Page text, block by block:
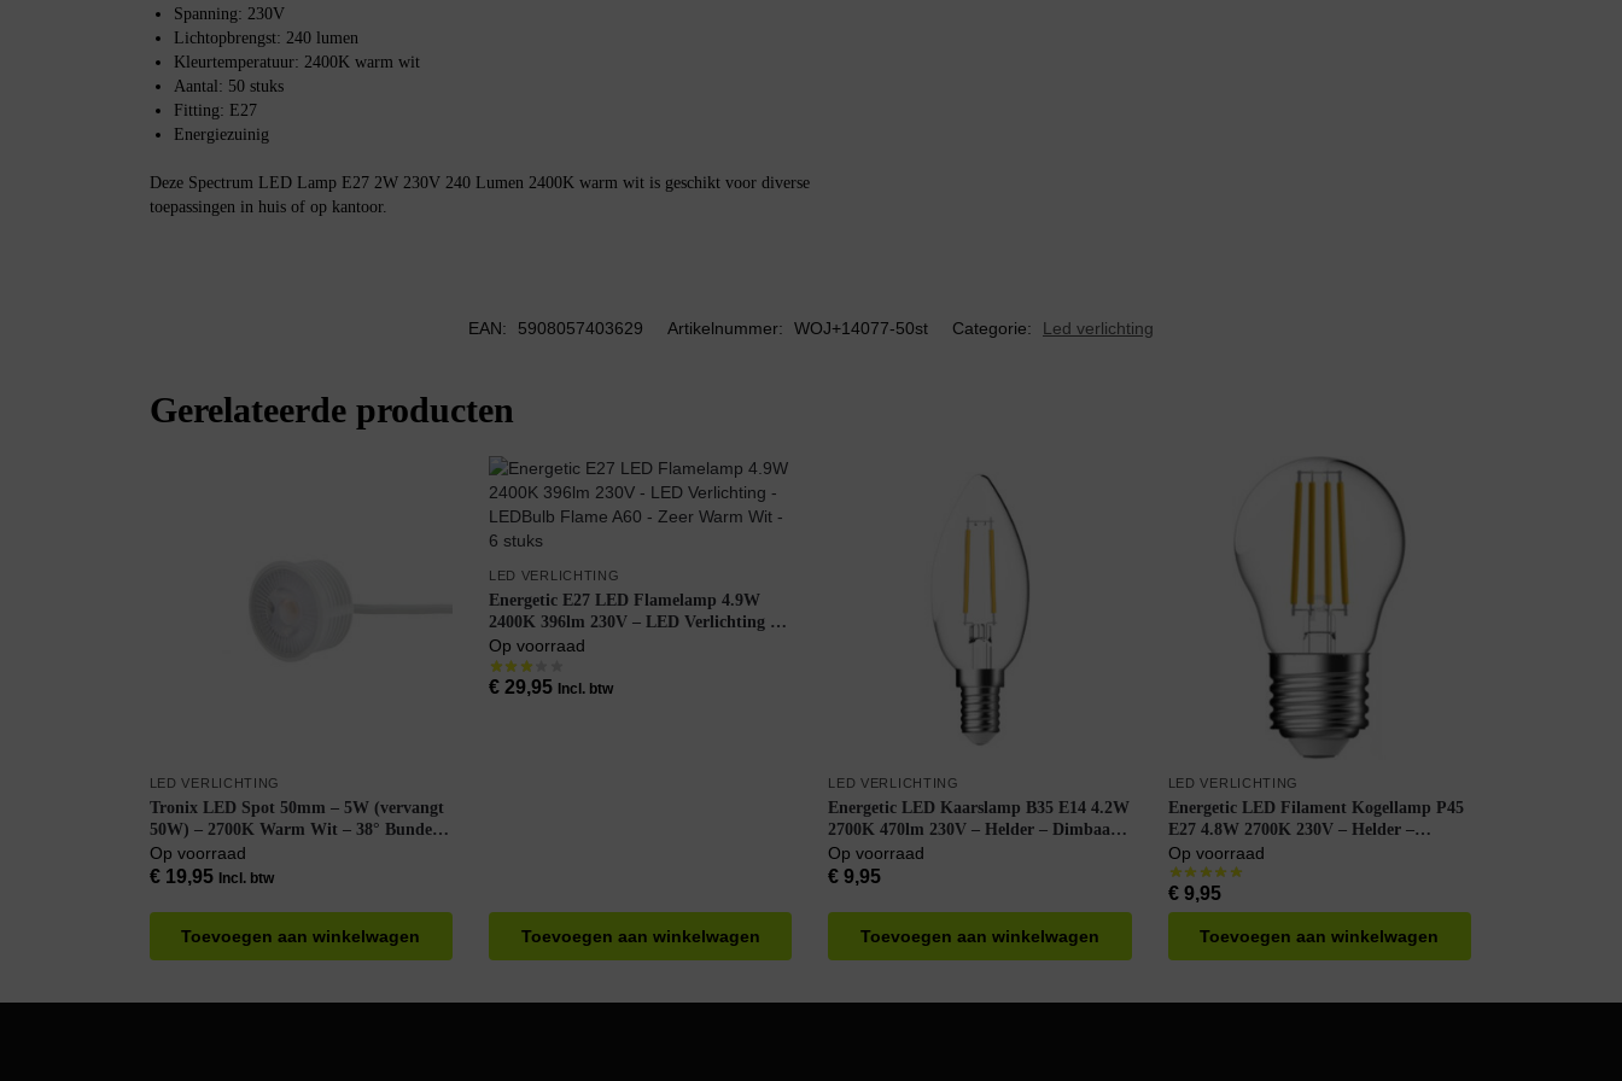
Spanning: 230V
Lichtopbrengst: 240 lumen
Kleurtemperatuur: 2400K warm wit
Aantal: 50 stuks
Fitting: E27
Energiezuinig
Deze Spectrum LED Lamp E27 2W 230V 240 Lumen 2400K warm wit is geschikt voor diverse
toepassingen in huis of op kantoor.
EAN: 5908057403629 Artikelnummer: WOJ+14077-50st Categorie: Led verlichting
Gerelateerde producten
LED VERLICHTING
Tronix LED Spot 50mm – 5W (vervangt
50W) – 2700K Warm Wit – 38° Bundel –
230V – Dimbaar – Wit
Op voorraad
€19,95 Incl. btw
Toevoegen aan winkelwagen
LED VERLICHTING
Energetic E27 LED Flamelamp 4.9W
2400K 396lm 230V – LED Verlichting –
LEDBulb Flame A60 – Zeer Warm Wit –
6 stuks
Op voorraad
€29,95 Incl. btw
Toevoegen aan winkelwagen
LED VERLICHTING
Energetic LED Kaarslamp B35 E14 4.2W
2700K 470lm 230V – Helder – Dimbaar –
Warm Wit
Op voorraad
€ 9,95
Toevoegen aan winkelwagen
LED VERLICHTING
Energetic LED Filament Kogellamp P45
E27 4.8W 2700K 230V – Helder –
Dimbaar – Warm Wit
Op voorraad
€9,95
Toevoegen aan winkelwagen